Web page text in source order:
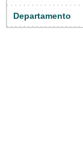
Departamento